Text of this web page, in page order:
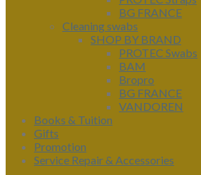
BG FRANCE
Cleaning swabs
SHOP BY BRAND
PROTEC Swabs
BAM
Bropro
BG FRANCE
VANDOREN
Books & Tuition
Gifts
Promotion
Service Repair & Accessories